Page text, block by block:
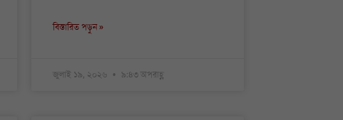
বিস্তারিত পড়ুন »
জুলাই ১৯, ২০২৬ ৯:৪৩ অপরাহ্ণ